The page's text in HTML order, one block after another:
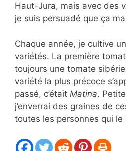
Haut-Jura, mais avec des
je suis persuadé que ça
Chaque année, je cultive
variétés. La première
toujours une tomate
variété la plus précoce
passé, c’était Matina.
j’enverrai des graines de
toutes les personnes qui le